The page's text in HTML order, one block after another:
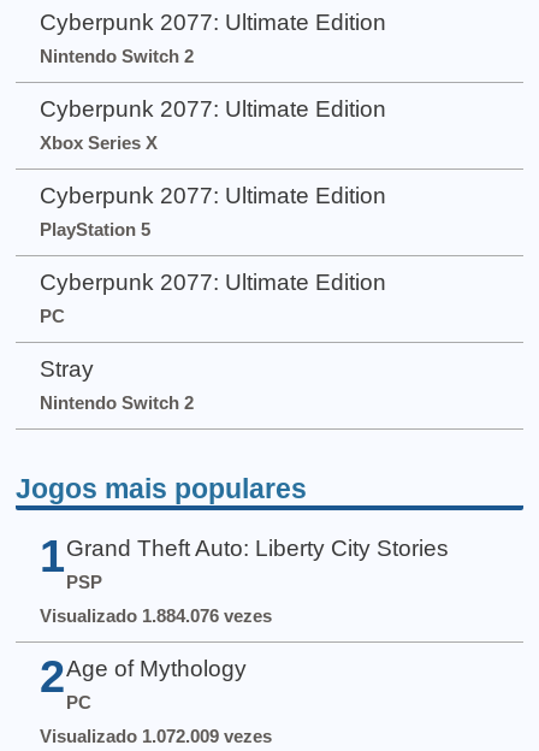
Cyberpunk 2077: Ultimate Edition
Nintendo Switch 2
Cyberpunk 2077: Ultimate Edition
Xbox Series X
Cyberpunk 2077: Ultimate Edition
PlayStation 5
Cyberpunk 2077: Ultimate Edition
PC
Stray
Nintendo Switch 2
Jogos mais populares
1 Grand Theft Auto: Liberty City Stories
PSP
Visualizado 1.884.076 vezes
2 Age of Mythology
PC
Visualizado 1.072.009 vezes